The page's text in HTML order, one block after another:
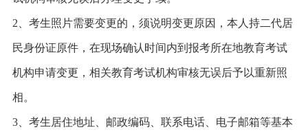
2、考生照片需要变更的，须说明变更原因，本人持二代居
民身份证原件，在现场确认时间内到报考所在地教育考试
机构申请变更，相关教育考试机构审核无误后予以重新照
相。
3、考生居住地址、邮政编码、联系电话、电子邮箱等基本